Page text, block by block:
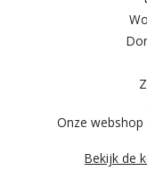
Onze
Bekijk de